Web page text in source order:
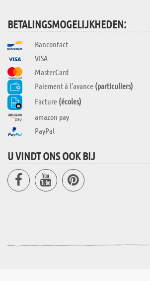
BETALINGSMOGELIJKHEDEN:
Bancontact
VISA
MasterCard
Paiement à l'avance (particuliers)
Facture (écoles)
amazon pay
PayPal
U VINDT ONS OOK BIJ